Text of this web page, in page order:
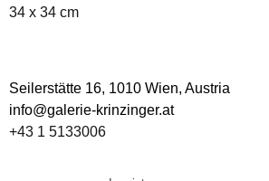
34 x 34 cm
Seilerstätte 16, 1010 Wien, Austria
info@galerie-krinzinger.at
+43 1 5133006